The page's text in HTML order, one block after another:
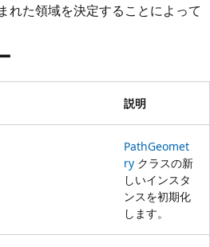
れた領域を決定することによって
説明
PathGeomet
ry クラスの新
しいインスタ
ンスを初期化
します。